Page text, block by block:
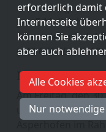
Anmeldung:
per E-Mail:
oder telefonisch
(+43 676 358 33 62)
Infos
Am Freitag, den
unser 28.
erforderlich damit
Internetseite
können Sie
aber auch
Alle Cookies
Nur notwendige